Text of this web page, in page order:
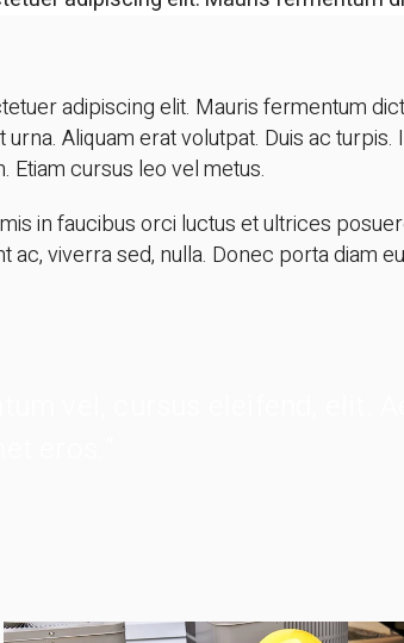
adipiscing elit. Mauris fermentum
Aliquam erat volutpat. Duis ac
Etiam cursus leo vel metus.
in faucibus orci luctus et ultrices
viverra sed, nulla. Donec porta diam